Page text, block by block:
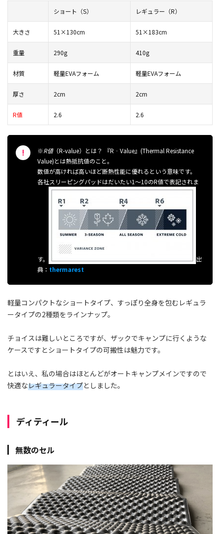
ショート（S） レギュラー（R）
大きさ 51×130cm 51×183cm
重量 290g 410g
材質 軽量EVAフォーム 軽量EVAフォーム
厚さ 2cm 2cm
R値 2.6 2.6
※R値（R-value）とは？ 『R‐Value』(Thermal Resistance
Value)とは熱抵抗値のこと。
数値が高ければ高いほど断熱性能に優れるという意味です。
各社スリーピングパッドはだいたい1〜10のR値で表記されま
す。
出
典： thermarest
軽量コンパクトなショートタイプ、すっぽり全身を包むレギュラ
ータイプの2種類をラインナップ。
チョイスは難しいところですが、ザックでキャンプに行くような
ケースですとショートタイプの可搬性は魅力です。
とはいえ、私の場合はほとんどがオートキャンプメインですので
快適なレギュラータイプとしました。
ディティール
無数のセル